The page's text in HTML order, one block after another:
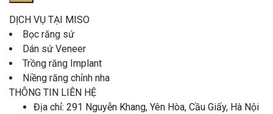
DỊCH VỤ TẠI MISO
Bọc răng sứ
Dán sứ Veneer
Trồng răng Implant
Niềng răng chỉnh nha
THÔNG TIN LIÊN HỆ
Địa chỉ: 291 Nguyễn Khang, Yên Hòa, Cầu Giấy, Hà Nội